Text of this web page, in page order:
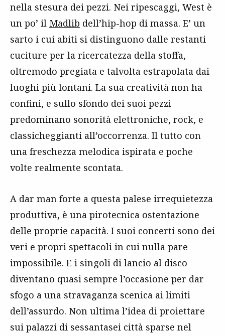
nella stesura dei pezzi. Nei ripescaggi, West è
un po’ il Madlib dell’hip-hop di massa. E’ un
sarto i cui abiti si distinguono dalle restanti
cuciture per la ricercatezza della stoffa,
oltremodo pregiata e talvolta estrapolata dai
luoghi più lontani. La sua creatività non ha
confini, e sullo sfondo dei suoi pezzi
predominano sonorità elettroniche, rock, e
classicheggianti all’occorrenza. Il tutto con
una freschezza melodica ispirata e poche
volte realmente scontata.
A dar man forte a questa palese irrequietezza
produttiva, è una pirotecnica ostentazione
delle proprie capacità. I suoi concerti sono dei
veri e propri spettacoli in cui nulla pare
impossibile. E i singoli di lancio al disco
diventano quasi sempre l’occasione per dar
sfogo a una stravaganza scenica ai limiti
dell’assurdo. Non ultima l’idea di proiettare
sui palazzi di sessantasei città sparse nel